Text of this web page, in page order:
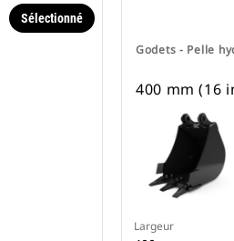
Sélectionné
Godets - Pelle
400 mm (16
Largeur